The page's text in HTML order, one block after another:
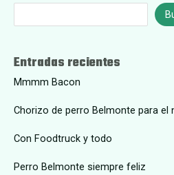
Entradas recientes
Mmmm Bacon
Chorizo de perro Belmonte para el
Con Foodtruck y todo
Perro Belmonte siempre feliz